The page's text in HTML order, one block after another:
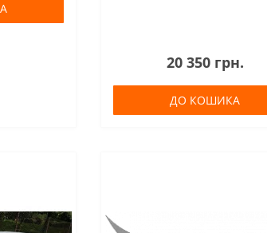
20 350 грн.
ДО КОШИКА